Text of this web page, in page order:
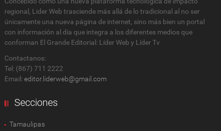
regional, Lider Web trasciende más allá de lo tradicional al no ser
únicamente una nueva página de internet, sino más bien un portal
con información al día que integra a los diferentes medios que
conforman El Grande Editorial: Líder Web y Líder Tv
Contactanos:
Tel: (867) 711 2222
Email: editor.liderweb@gmail.com
Secciones
Tamaulipas